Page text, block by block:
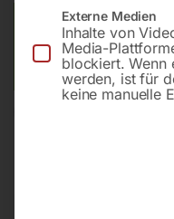
Versandkosten
Bitte beachten Sie: Die
Andere Länder können
Externe Medien
Inhalte von
Media-
blockiert. Wenn
werden, ist für
keine manuelle